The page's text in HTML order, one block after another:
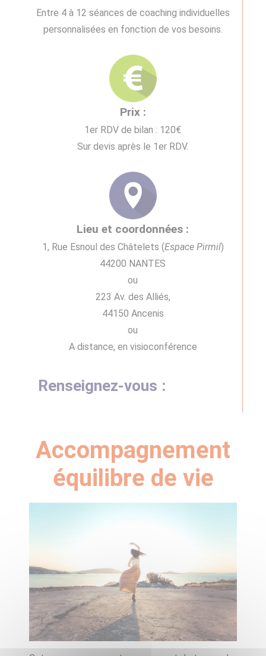
Entre 4 à 12 séances de coaching individuelles
personnalisées en fonction de vos besoins.
Prix :
1er RDV de bilan : 120€
Sur devis après le 1er RDV.
Lieu et coordonnées :
1, Rue Esnoul des Châtelets (Espace Pirmil)
44200 NANTES
ou
223 Av. des Alliés,
44150 Ancenis
ou
A distance, en visioconférence
Renseignez-vous :
Accompagnement
équilibre de vie